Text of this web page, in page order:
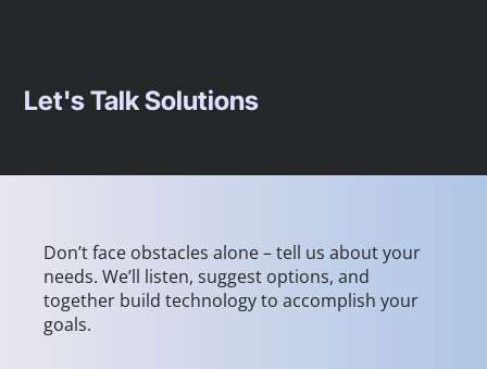
Let's Talk Solutions
Don’t face obstacles alone – tell us about your
needs. We’ll listen, suggest options, and
together build technology to accomplish your
goals.